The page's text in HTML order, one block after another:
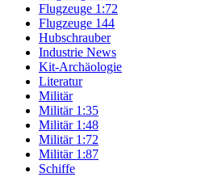
Flugzeuge 1:72
Flugzeuge 144
Hubschrauber
Industrie News
Kit-Archäologie
Literatur
Militär
Militär 1:35
Militär 1:48
Militär 1:72
Militär 1:87
Schiffe